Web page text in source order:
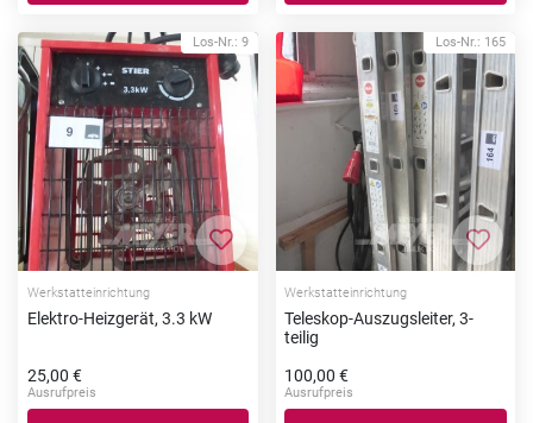
Los-Nr.: 9
Zur Merkliste hinzufügen
Werkstatteinrichtung
Elektro-Heizgerät, 3.3 kW
25,00 €
Ausrufpreis
Los-Nr.: 165
Zur
Werkstatteinrichtung
Teleskop-Auszugsleiter, 3-
teilig
100,00 €
Ausrufpreis